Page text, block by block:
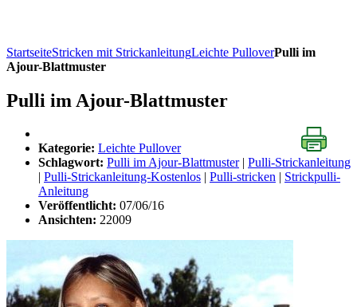
StartseiteStricken mit StrickanleitungLeichte PulloverPulli im
Ajour-Blattmuster
Pulli im Ajour-Blattmuster
Kategorie: Leichte Pullover
Schlagwort: Pulli im Ajour-Blattmuster| Pulli-Strickanleitung
Pulli-Strickanleitung-Kostenlos Pulli-stricken
Strickpulli-
Anleitung
Veröffentlicht: 07/06/16
Ansichten: 22009